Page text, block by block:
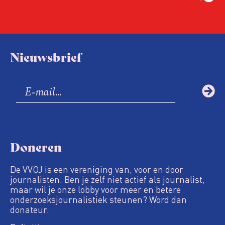
Nieuwsbrief
Doneren
De VVOJ is een vereniging van, voor en door
journalisten. Ben je zelf niet actief als journalist,
maar wil je onze lobby voor meer en betere
onderzoeksjournalistiek steunen? Word dan
donateur.